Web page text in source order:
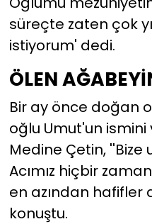
süreçte zaten çok
istiyorum' dedi.
ÖLEN
Bir ay önce doğan
oğlu Umut'un
Medine Çetin,
Acımız hiçbir
en azından hafifler
konuştu.